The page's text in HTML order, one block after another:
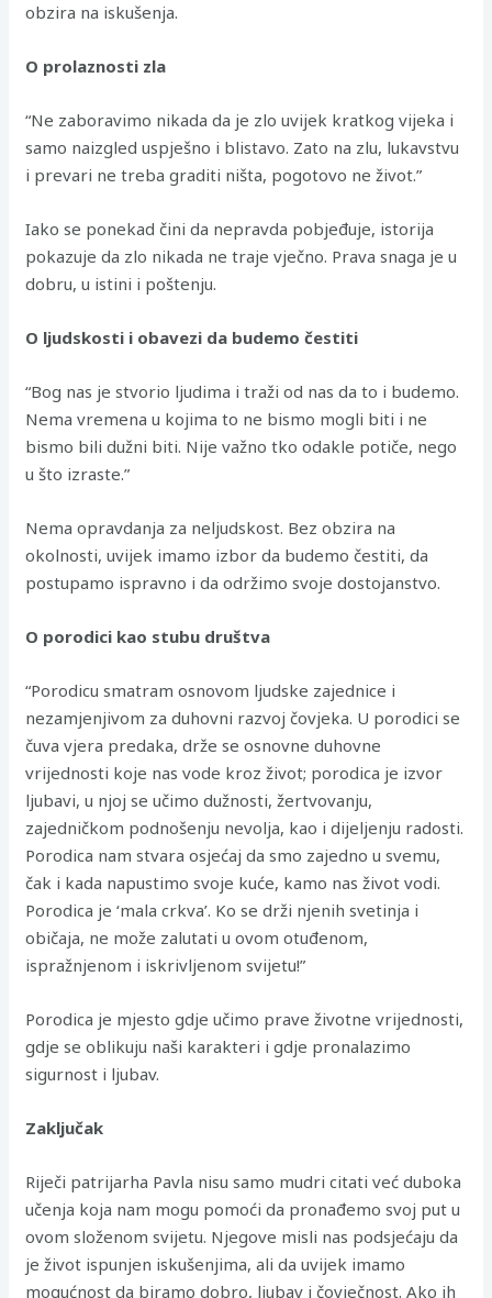
obzira na iskušenja.
O prolaznosti zla
“Ne zaboravimo nikada da je zlo uvijek kratkog vijeka i
samo naizgled uspješno i blistavo. Zato na zlu, lukavstvu
i prevari ne treba graditi ništa, pogotovo ne život.”
Iako se ponekad čini da nepravda pobjeđuje, istorija
pokazuje da zlo nikada ne traje vječno. Prava snaga je u
dobru, u istini i poštenju.
O ljudskosti i obavezi da budemo čestiti
“Bog nas je stvorio ljudima i traži od nas da to i budemo.
Nema vremena u kojima to ne bismo mogli biti i ne
bismo bili dužni biti. Nije važno tko odakle potiče, nego
u što izraste.”
Nema opravdanja za neljudskost. Bez obzira na
okolnosti, uvijek imamo izbor da budemo čestiti, da
postupamo ispravno i da održimo svoje dostojanstvo.
O porodici kao stubu društva
“Porodicu smatram osnovom ljudske zajednice i
nezamjenjivom za duhovni razvoj čovjeka. U porodici se
čuva vjera predaka, drže se osnovne duhovne
vrijednosti koje nas vode kroz život; porodica je izvor
ljubavi, u njoj se učimo dužnosti, žertvovanju,
zajedničkom podnošenju nevolja, kao i dijeljenju radosti.
Porodica nam stvara osjećaj da smo zajedno u svemu,
čak i kada napustimo svoje kuće, kamo nas život vodi.
Porodica je ‘mala crkva’. Ko se drži njenih svetinja i
običaja, ne može zalutati u ovom otuđenom,
ispražnjenom i iskrivljenom svijetu!”
Porodica je mjesto gdje učimo prave životne vrijednosti,
gdje se oblikuju naši karakteri i gdje pronalazimo
sigurnost i ljubav.
Zaključak
Riječi patrijarha Pavla nisu samo mudri citati već duboka
učenja koja nam mogu pomoći da pronađemo svoj put u
ovom složenom svijetu. Njegove misli nas podsjećaju da
je život ispunjen iskušenjima, ali da uvijek imamo
mogućnost da biramo dobro, ljubav i čovječnost. Ako ih